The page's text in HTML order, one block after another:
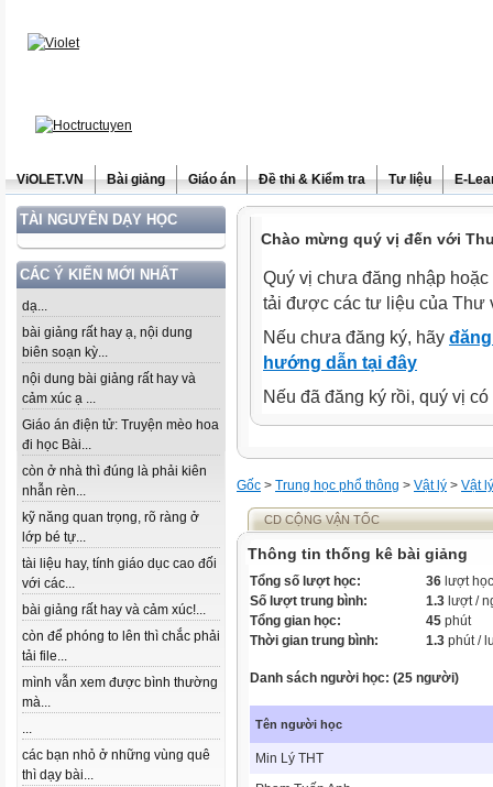
ViOLET.VN Bài giảng Giáo án Đề thi & Kiểm tra Tư liệu E-
TÀI NGUYÊN DẠY HỌC
CÁC Ý KIẾN MỚI NHẤT
dạ...
bài giảng rất hay ạ, nội dung
biên soạn kỳ...
nội dung bài giảng rất hay và
cảm xúc ạ ...
Giáo án điện tử: Truyện mèo hoa
đi học Bài...
còn ở nhà thì đúng là phải kiên
nhẫn rèn...
kỹ năng quan trọng, rõ ràng ở
lớp bé tự...
tài liệu hay, tính giáo dục cao đối
với các...
bài giảng rất hay và cảm xúc!...
còn để phóng to lên thì chắc phải
tải file...
mình vẫn xem được bình thường
mà...
...
các bạn nhỏ ở những vùng quê
thì dạy bài...
Chào mừng quý vị đến với
Quý vị chưa đăng nhập
tải được các tư liệu của Thư
Nếu chưa đăng ký, hãy
hướng dẫn tại đây
Nếu đã đăng ký rồi, quý vị
Gốc > Trung học phổ thông > Vật lý > Vật
CD CỘNG VẬN TỐC
Thông tin thống kê bài giảng
Tổng số lượt học: 36 lượt học
Số lượt trung bình:
1.3 lượt /
Tổng gian học:
45 phút
Thời gian trung bình:
1.3 phút /
Danh sách người học: (25 người)
Tên người học
Min Lý THT